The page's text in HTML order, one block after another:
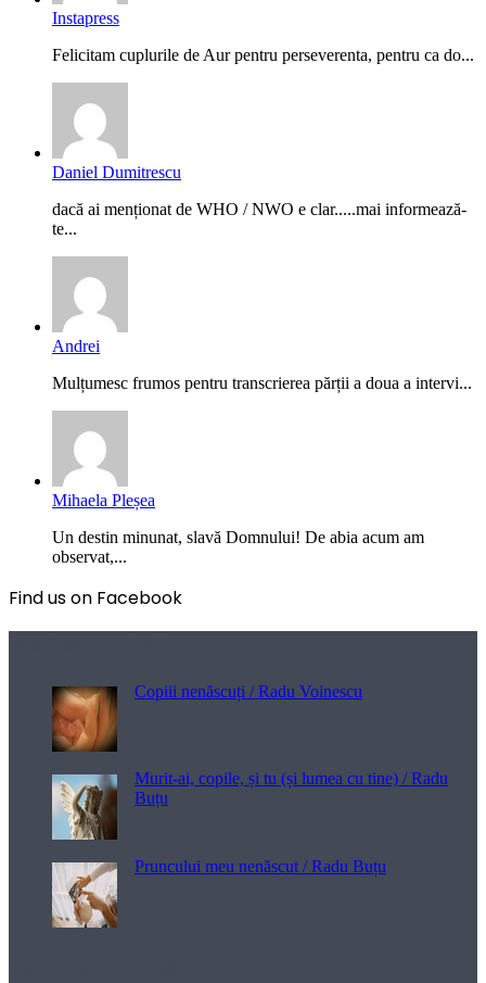
Instapress
Felicitam cuplurile de Aur pentru perseverenta, pentru ca do...
Daniel Dumitrescu
dacă ai menționat de WHO / NWO e clar.....mai informează-
te...
Andrei
Mulțumesc frumos pentru transcrierea părții a doua a intervi...
Mihaela Pleșea
Un destin minunat, slavă Domnului! De abia acum am
observat,...
Find us on Facebook
Copiii nenăscuți / Radu Voinescu
Murit-ai, copile, și tu (și lumea cu tine) / Radu
Buțu
Pruncului meu nenăscut / Radu Buțu